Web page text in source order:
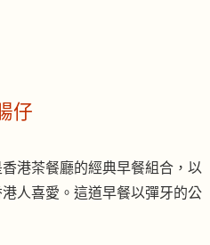
仔
港茶餐廳的經典早餐組合，以
人喜愛。這道早餐以彈牙的公